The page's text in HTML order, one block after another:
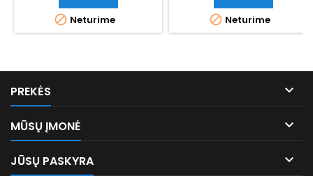
 Neturime  Neturime
PREKĖS 
MŪSŲ ĮMONĖ 
JŪSŲ PASKYRA 